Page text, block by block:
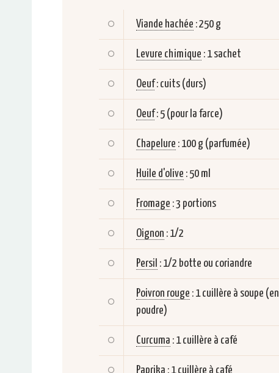
Viande hachée :250 g
Levure chimique : 1 sachet
Oeuf : cuits (durs)
Oeuf : 5 (pour la farce)
Chapelure : 100 g (parfumée)
Huile d'olive : 50 ml
Fromage :3 portions
Oignon : 1/2
Persil : 1/2 botte ou coriandre
Poivron rouge : 1 cuillère à soupe (en
poudre)
Curcuma : 1 cuillère à café
Paprika : 1 cuillère à café